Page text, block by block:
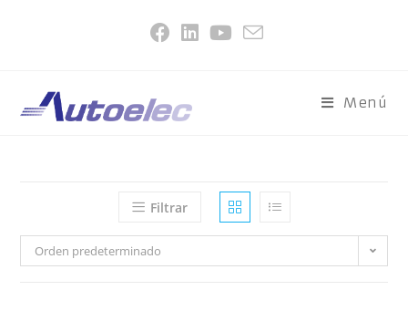
Menú
Filtrar
Orden predeterminado